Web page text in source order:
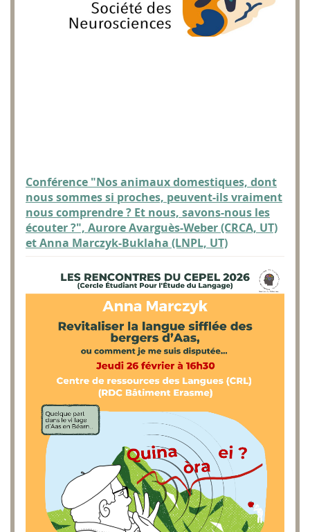
Conférence "Nos animaux domestiques, dont
nous sommes si proches, peuvent-ils vraiment
nous comprendre ? Et nous, savons-nous les
écouter ?", Aurore Avarguès-Weber (CRCA, UT)
et Anna Marczyk-Buklaha (LNPL, UT)